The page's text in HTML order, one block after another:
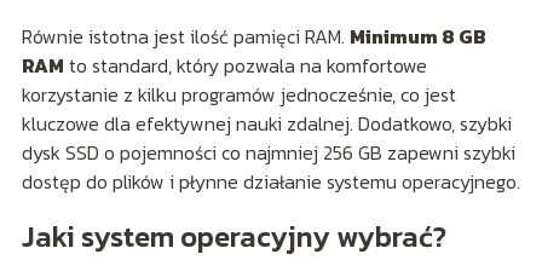
Równie istotna jest ilość pamięci RAM. Minimum 8 GB
RAM to standard, który pozwala na komfortowe
korzystanie z kilku programów jednocześnie, co jest
kluczowe dla efektywnej nauki zdalnej. Dodatkowo, szybki
dysk SSD o pojemności co najmniej 256 GB zapewni szybki
dostęp do plików i płynne działanie systemu operacyjnego.
Jaki system operacyjny wybrać?